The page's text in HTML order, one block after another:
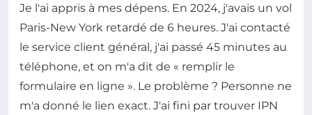
Je l'ai appris à mes dépens. En 2024, j'avais un vol
Paris-New York retardé de 6 heures. J'ai contacté
le service client général, j'ai passé 45 minutes au
téléphone, et on m'a dit de « remplir le
formulaire en ligne ». Le problème ? Personne ne
m'a donné le lien exact. J'ai fini par trouver IPN